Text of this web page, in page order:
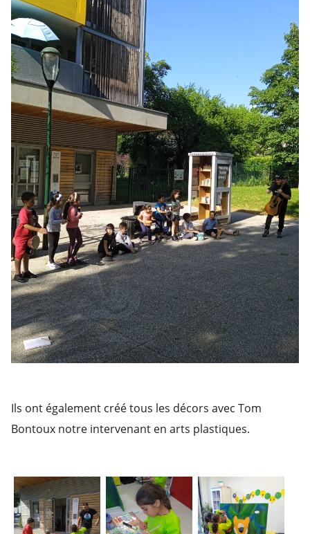
Ils ont également créé tous les décors avec Tom
Bontoux notre intervenant en arts plastiques.